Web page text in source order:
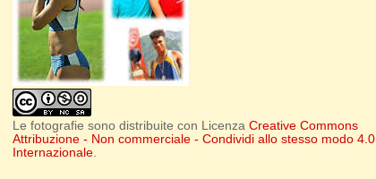
Le fotografie sono distribuite con LicenzaCreative Commons
Attribuzione - Non commerciale - Condividi allo stesso modo 4.0
Internazionale.